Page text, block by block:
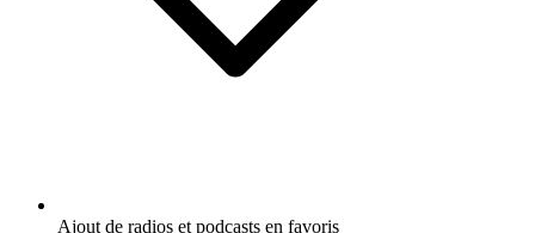
Ajout de radios et podcasts en favoris